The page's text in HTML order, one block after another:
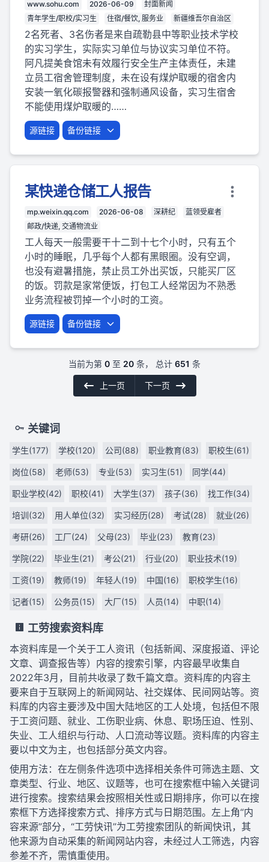
www.sohu.com 2026-06-09
封面新闻
青年学生/职校/实习生
住宿/餐饮, 服务业 新疆维吾尔自治区
2名死者、3名伤者是来自疏勒县中等职业技术学校
的实习学生，实际实习单位与协议实习单位不符。
阿凡提美食馆未有效履行安全生产主体责任，未建
立员工宿舍管理制度，未在设有煤炉取暖的宿舍内
安装一氧化碳报警器和强制通风设备，实习生宿舍
不能使用煤炉取暖的……
源链接 备份链接
某快递仓储工人报告
mp.weixin.qq.com 2026-06-08 深耕纪
蓝领受雇者
邮政/快递, 交通物流业
工人每天一般需要干十二到十七个小时，只有五个
小时的睡眠，几乎每个人都有黑眼圈。没有空调，
也没有避暑措施，禁止员工外出买饭，只能买厂区
的饭。罚款是家常便饭，打包工人经常因为不熟悉
业务流程被罚掉一个小时的工资。
源链接 备份链接
当前为第 0 至 20 条， 总计 651 条
上一页 下一页
关键词
学生(177) 学校(120) 公司(88) 职业教育(83) 职校生(61)
岗位(58) 老师(53) 专业(53) 实习生(51) 同学(44)
职业学校(42) 职校(41) 大学生(37) 孩子(36) 找工作(34)
培训(32) 用人单位(32) 实习经历(28) 考试(28) 就业(26)
考研(26) 工厂(24) 父母(23) 毕业(23) 教育(23)
学院(22) 毕业生(21) 考公(21) 行业(20) 职业技术(19)
工资(19) 教师(19) 年轻人(19) 中国(16) 职校学生(16)
记者(15) 公务员(15) 大厂(15) 人员(14) 中职(14)
工劳搜索资料库
本资料库是一个关于工人资讯（包括新闻、深度报道、评论
文章、调查报告等）内容的搜索引擎，内容最早收集自
2022年3月，目前共收录了数千篇文章。资料库的内容主
要来自于互联网上的新闻网站、社交媒体、民间网站等。资
料库的内容主要涉及中国大陆地区的工人处境，包括但不限
于工资问题、就业、工伤职业病、休息、职场压迫、性别、
失业、工人组织与行动、人口流动等议题。资料库的内容主
要以中文为主，也包括部分英文内容。
使用方法：在左侧条件选项中选择相关条件可筛选主题、文
章类型、行业、地区、议题等，也可在搜索框中输入关键词
进行搜索。搜索结果会按照相关性或日期排序，你可以在搜
索框下方选择搜索方式、排序方式与日期范围。左上角“内
容来源”部分，“工劳快讯”为工劳搜索团队的新闻快讯，其
他来源为自动采集的新闻网站内容，未经过人工筛选，内容
参差不齐，需慎重使用。